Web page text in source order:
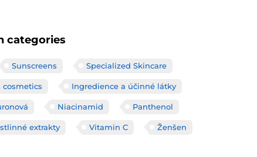
categories
Sunscreens Specialized Skincare
cosmetics Ingredience a účinné látky
Niacinamid Panthenol
extrakty Vitamin C Ženšen